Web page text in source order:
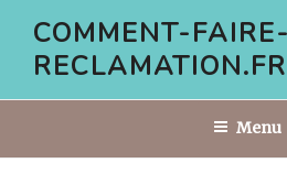
contenu
COMMENT-
RECLAMATION.FR
Menu